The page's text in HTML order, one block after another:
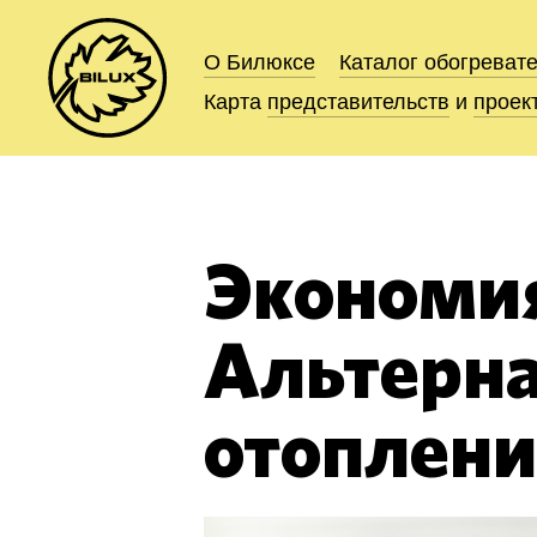
О Билюксе Каталог
Карта представительств и
О Билюксе Каталог
Карта представительств и